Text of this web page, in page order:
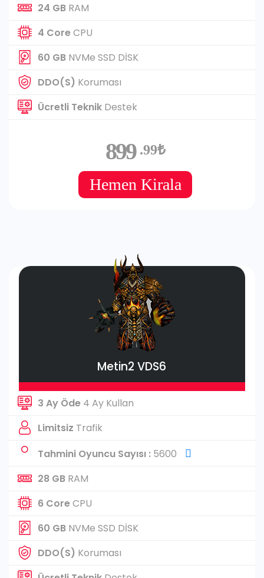
24 GB RAM
4 CoreCPU
60 GB NVMe SSD DİSK
DDO(S) Koruması
Ücretli Teknik Destek
899 .99₺
Hemen Kirala
Metin2 VDS6
3 Ay Öde 4 Ay Kullan
Limitsiz Trafik
Tahmini Oyuncu Sayısı : 5600
28 GB RAM
6 CoreCPU
60 GB NVMe SSD DİSK
DDO(S) Koruması